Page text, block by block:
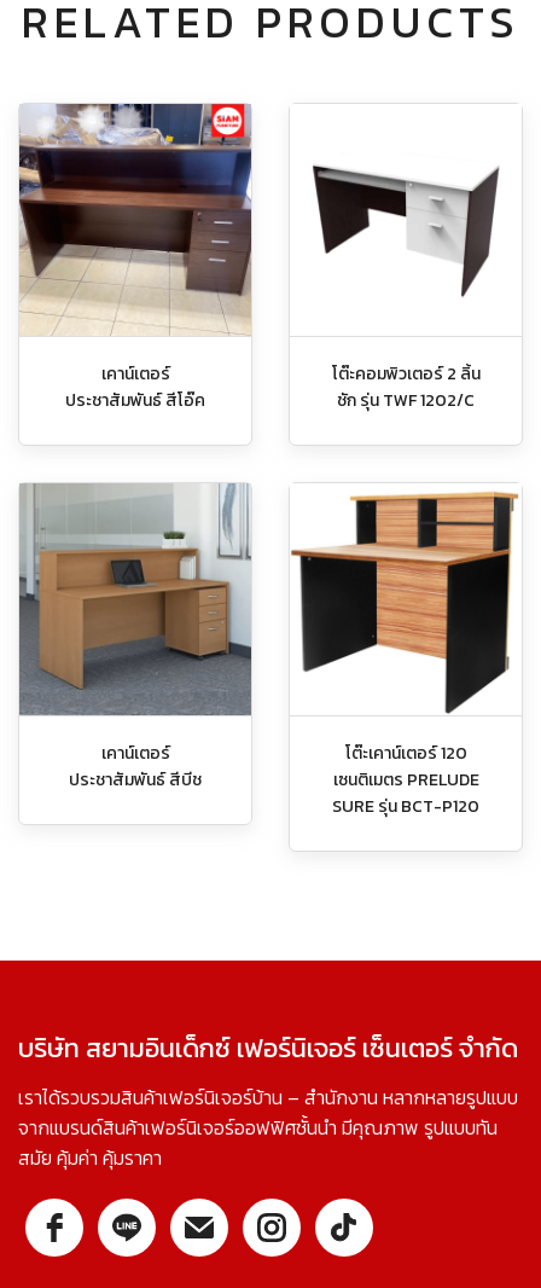
RELATED PRODUCTS
เคาน์เตอร์
ประชาสัมพันธ์ สีโอ๊ค
โต๊ะคอมพิวเตอร์ 2 ลิ้น
ชัก รุ่น TWF 1202/C
เคาน์เตอร์
ประชาสัมพันธ์ สีบีช
โต๊ะเคาน์เตอร์ 120
เซนติเมตร PRELUDE
SURE รุ่น BCT-P120
บริษัท สยามอินเด็กซ์ เฟอร์นิเจอร์ เซ็นเตอร์ จำกัด
เราได้รวบรวมสินค้าเฟอร์นิเจอร์บ้าน – สำนักงาน หลากหลายรูปแบบ
จากแบรนด์สินค้าเฟอร์นิเจอร์ออฟฟิศชั้นนำ มีคุณภาพ รูปแบบทัน
สมัย คุ้มค่า คุ้มราคา